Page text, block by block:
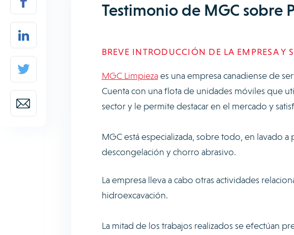
Testimonio de MGC sobre
BREVE INTRODUCCIÓN DE LA EMPRESA Y
MGC Limpiezaes una empresa canadiense de
Cuenta con una flota de unidades móviles que
sector y le permite destacar en el mercado y
MGC está especializada, sobre todo, en lavado
descongelación y chorro abrasivo.
La empresa lleva a cabo otras actividades
hidroexcavación.
La mitad de los trabajos realizados se efectúan